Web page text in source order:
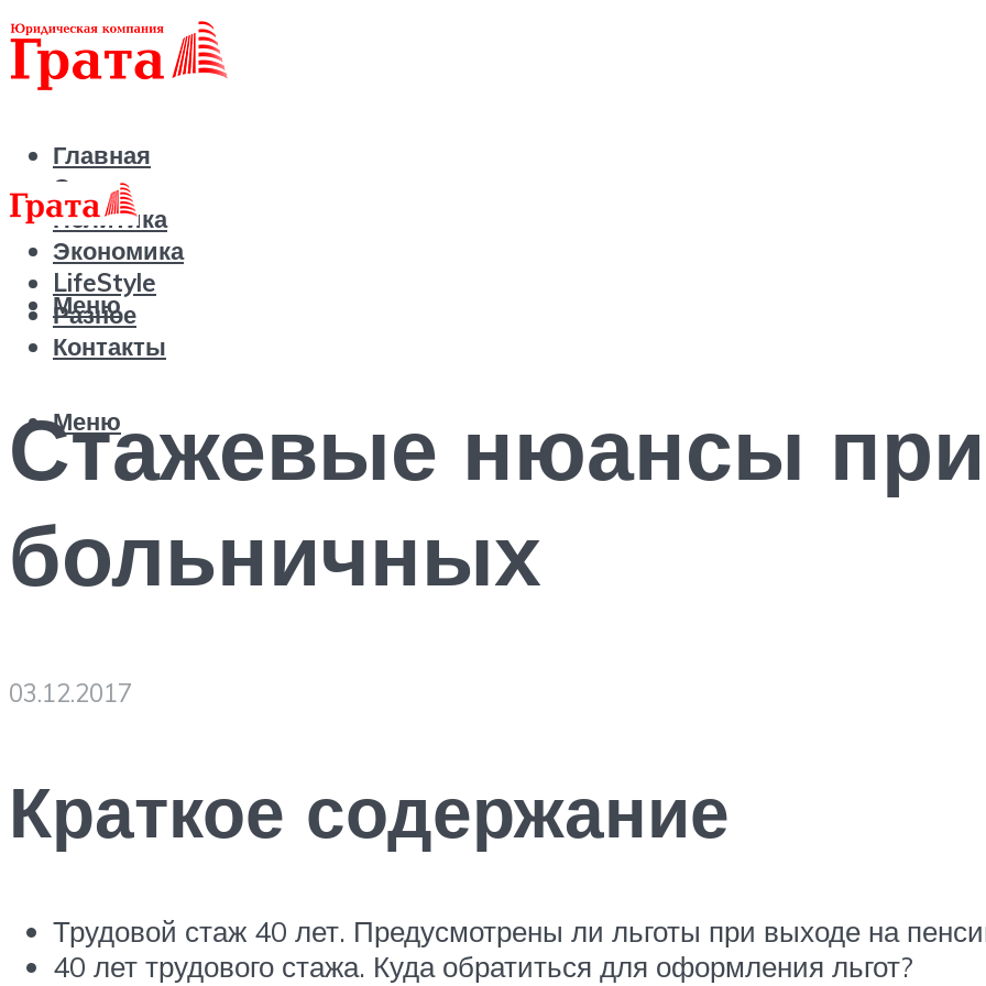
Главная
Статьи
Политика
Экономика
LifeStyle
Разное
Контакты
Меню
Меню
Стажевые нюансы
больничных
03.12.2017
Краткое содержание
Трудовой стаж 40 лет. Предусмотрены ли льготы при выходе на
40 лет трудового стажа. Куда обратиться для оформления льгот?